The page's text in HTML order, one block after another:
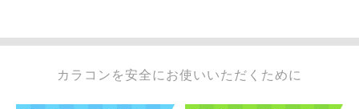
カラコンを安全にお使いいただくために